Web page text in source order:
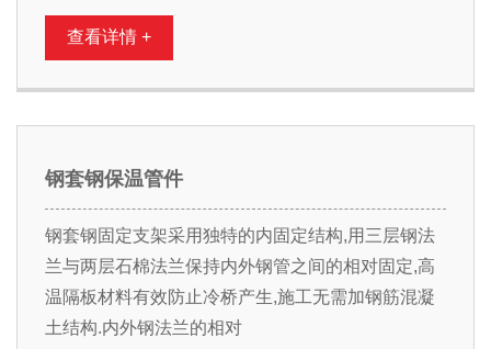
查看详情 +
钢套钢保温管件
钢套钢固定支架采用独特的内固定结构,用三层钢法
兰与两层石棉法兰保持内外钢管之间的相对固定,高
温隔板材料有效防止冷桥产生,施工无需加钢筋混凝
土结构.内外钢法兰的相对